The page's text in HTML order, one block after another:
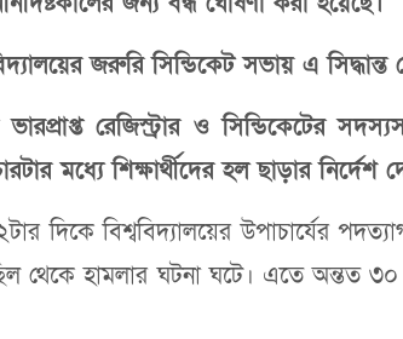
জরুরি সিন্ডিকেট সভায় এ সিদ্ধান্ত
ভারপ্রাপ্ত রেজিস্ট্রার ও সিন্ডিকেটের
মধ্যে শিক্ষার্থীদের হল ছাড়ার নির্দেশ
দিকে বিশ্ববিদ্যালয়ের উপাচার্যের
থেকে হামলার ঘটনা ঘটে। এতে অন্তত